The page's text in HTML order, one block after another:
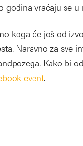
godina vraćaju se
koga će još od
Naravno za sve
Kako bi
event.